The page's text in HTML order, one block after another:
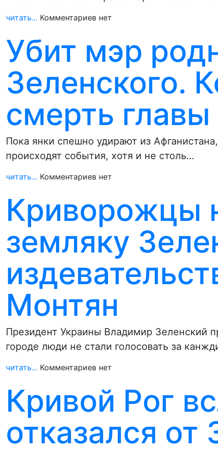
читать... Комментариев нет
Убит мэр
Зеленского.
смерть
Пока янки спешно удирают из
происходят события, хотя и не столь…
читать... Комментариев нет
Криворожцы
земляку
Монтян
Президент Украины Владимир Зеленский
городе люди не стали голосовать за
читать... Комментариев нет
Кривой Рог
отказался от